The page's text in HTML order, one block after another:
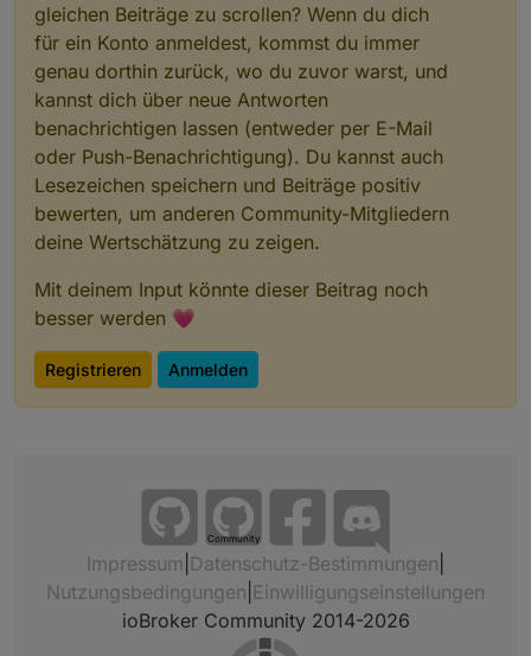
Am Ende schreibe ich die Variablen in die
gleichen Beiträge zu scrollen? Wenn du dich
für ein Konto anmeldest, kommst du immer
genau dorthin zurück, wo du zuvor warst, und
kannst dich über neue Antworten
benachrichtigen lassen (entweder per E-Mail
oder Push-Benachrichtigung). Du kannst auch
Lesezeichen speichern und Beiträge positiv
bewerten, um anderen Community-Mitgliedern
deine Wertschätzung zu zeigen.
Mit deinem Input könnte dieser Beitrag noch
besser werden 💗
Registrieren Anmelden
Community
Impressum Datenschutz-Bestimmungen
Nutzungsbedingungen Einwilligungseinstellungen
ioBroker Community 2014-2026